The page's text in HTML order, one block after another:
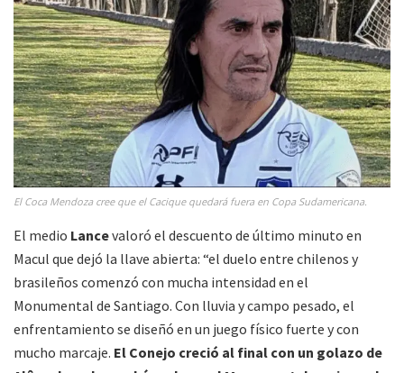
El Coca Mendoza cree que el Cacique quedará fuera en Copa Sudamericana.
El medio Lancevaloró el descuento de último minuto en
Macul que dejó la llave abierta: “el duelo entre chilenos y
brasileños comenzó con mucha intensidad en el
Monumental de Santiago. Con lluvia y campo pesado, el
enfrentamiento se diseñó en un juego físico fuerte y con
mucho marcaje. El Conejo creció al final con un golazo de